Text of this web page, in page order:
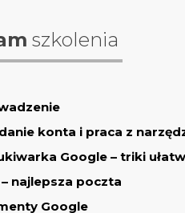
szkolenia
konta i praca z
Google – triki
– najlepsza poczta
Google